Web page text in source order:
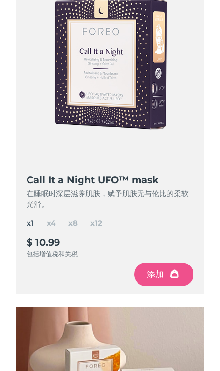
Call It a Night UFO™ mask
在睡眠时深层滋养肌肤，赋予肌肤无与伦比的柔软
光滑。
$ 10.99
包括增值税和关税
添加
Call It a Night UFO™ mask
在睡眠时深层滋养肌肤，赋予肌肤无与伦比的柔软
光滑。
$ 37 $ 43.96
包括增值税和关税
添加
Call It a Night UFO™ mask
在睡眠时深层滋养肌肤，赋予肌肤无与伦比的柔软
光滑。
$ 65 $ 87.92
包括增值税和关税
添加
Call It a Night UFO™ mask
在睡眠时深层滋养肌肤，赋予肌肤无与伦比的柔软
光滑。
$ 85 $ 131.88
包括增值税和关税
添加
x1 x4 x8 x12